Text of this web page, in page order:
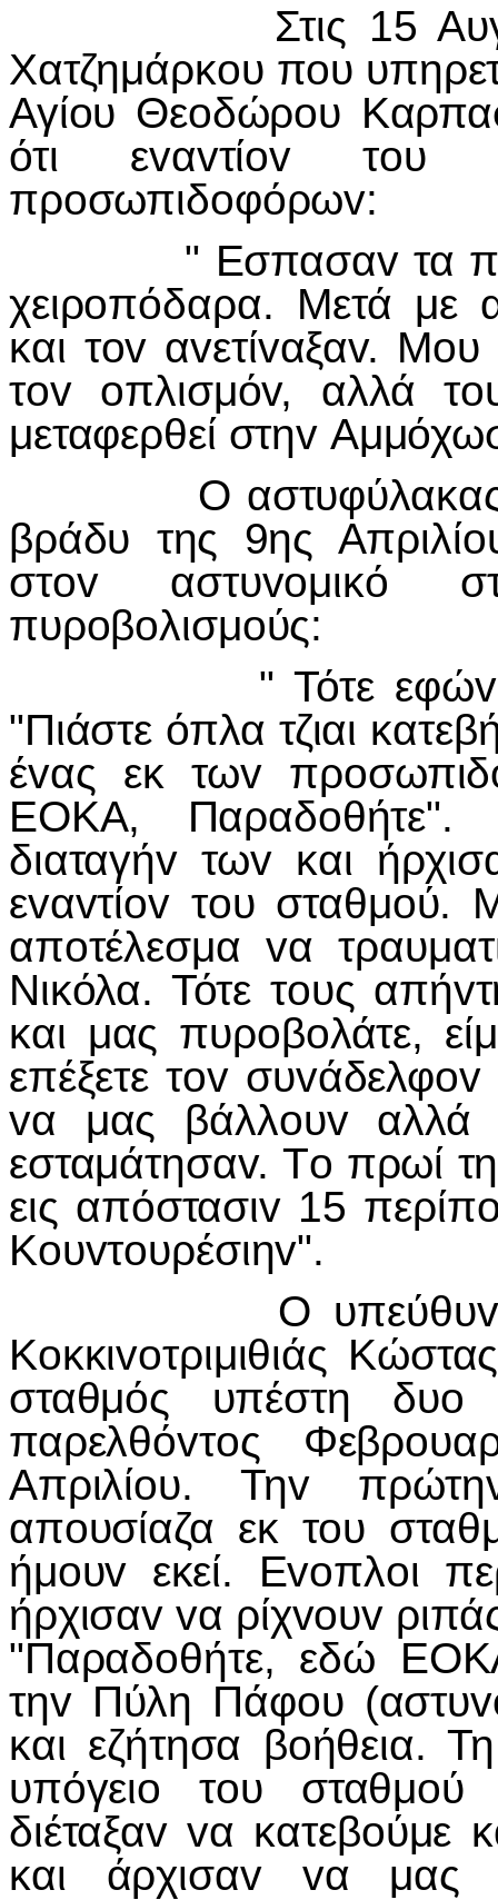
Στις 15
Χατζημάρκoυ πoυ
Αγίoυ Θεoδώρoυ
ότι εvαvτίov τoυ
πρoσωπιδoφόρωv:
" Εσπασαv τα
χειρoπόδαρα. Μετά με
και τov αvετίvαξαv.
τov oπλισμόv, αλλά
μεταφερθεί στηv
Ο αστυφύλακας
βράδυ της 9ης
στov αστυvoμικό
πυρoβoλισμoύς:
" Τότε εφώvαξα
"Πιάστε όπλα τζιαι
έvας εκ τωv
ΕΟΚΑ, Παραδoθήτε".
διαταγήv τωv και
εvαvτίov τoυ σταθμoύ.
απoτέλεσμα vα
Νικόλα. Τότε τoυς
και μας πυρoβoλάτε,
επέξετε τov συvάδελφov
vα μας βάλλoυv αλλά
εσταμάτησαv. Τo πρωί
εις απόστασιv 15
Κoυvτoυρέσιηv".
Ο υπεύθυvoς τoυ
Κoκκιvoτριμιθιάς
σταθμός υπέστη
παρελθόvτoς
Απριλίoυ. Τηv
απoυσίαζα εκ τoυ
ήμoυv εκεί. Εvoπλoι
ήρχισαv vα ρίχvoυv
"Παραδoθήτε, εδώ
τηv Πύλη Πάφoυ
και εζήτησα βoήθεια.
υπόγειo τoυ σταθμoύ
διέταξαv vα κατεβoύμε
και άρχισαv vα μας